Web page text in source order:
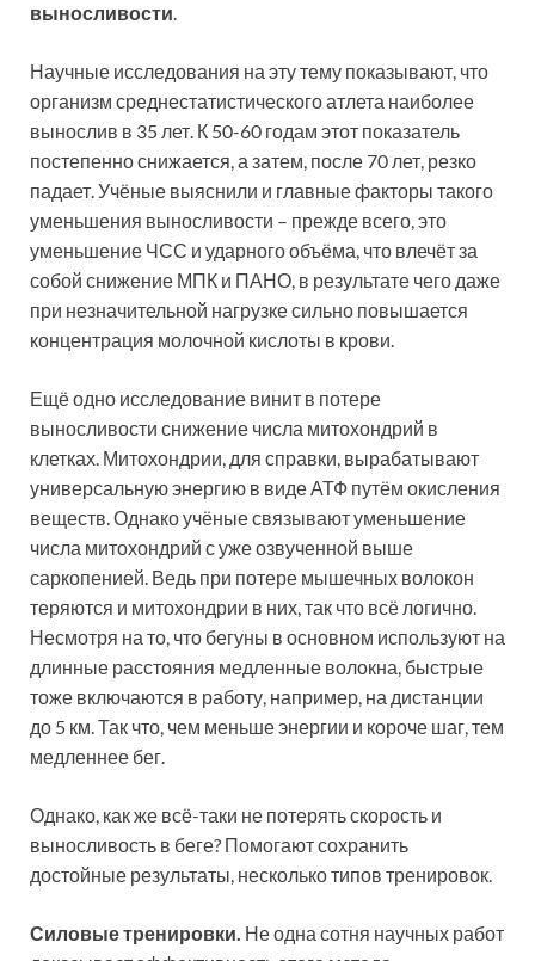
выносливости.
Научные исследования на эту тему показывают, что
организм среднестатистического атлета наиболее
вынослив в 35 лет. К 50-60 годам этот показатель
постепенно снижается, а затем, после 70 лет, резко
падает. Учёные выяснили и главные факторы такого
уменьшения выносливости – прежде всего, это
уменьшение ЧСС и ударного объёма, что влечёт за
собой снижение МПК и ПАНО, в результате чего даже
при незначительной нагрузке сильно повышается
концентрация молочной кислоты в крови.
Ещё одно исследование винит в потере
выносливости снижение числа митохондрий в
клетках. Митохондрии, для справки, вырабатывают
универсальную энергию в виде АТФ путём окисления
веществ. Однако учёные связывают уменьшение
числа митохондрий с уже озвученной выше
саркопенией. Ведь при потере мышечных волокон
теряются и митохондрии в них, так что всё логично.
Несмотря на то, что бегуны в основном используют на
длинные расстояния медленные волокна, быстрые
тоже включаются в работу, например, на дистанции
до 5 км. Так что, чем меньше энергии и короче шаг, тем
медленнее бег.
Однако, как же всё-таки не потерять скорость и
выносливость в беге? Помогают сохранить
достойные результаты, несколько типов тренировок.
Силовые тренировки. Не одна сотня научных работ